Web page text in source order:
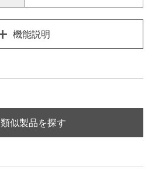
機能説明
類似製品を探す